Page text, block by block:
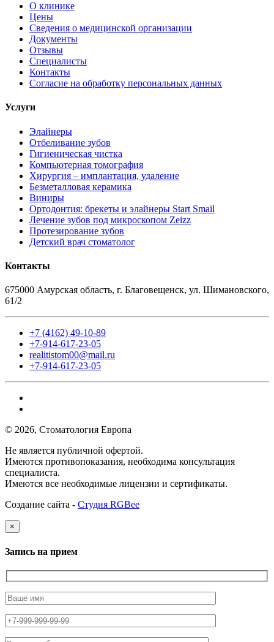
О клинике
Цены
Сведения о медицинской организации
Документы
Отзывы
Специалисты
Контакты
Согласие на обработку персональных данных
Услуги
Элайнеры
Отбеливание зубов
Гигиеническая чистка
Компьютерная томография
Хирургия – имплантация, удаление
Безметалловая керамика
Виниры
Ортодонтия: брекеты и элайнеры Start Smail
Лечение зубов под микроскопом Zeizz
Протезирование зубов
Детский врач стоматолог
Контакты
675000 Амурская область, г. Благовещенск, ул. Шимановского,
61/2
+7 (4162) 49-10-89
+7-914-617-23-05
realitistom00@mail.ru
+7-914-617-23-05
© 2026, Стоматология Европа
Не является публичной офертой.
Имеются противопоказания, необходима консультация
специалиста.
Имеются все необходимые лицензии и сертификаты.
Создание сайта - Студия RGBee
×
Запись на прием